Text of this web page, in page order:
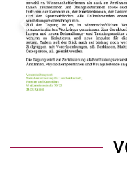
zurück